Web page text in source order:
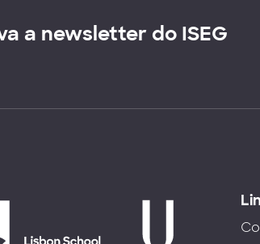
a newsletter do ISEG